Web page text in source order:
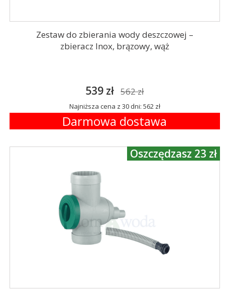
Zestaw do zbierania wody deszczowej –
zbieracz Inox, brązowy, wąż
539 zł 562 zł
Najniższa cena z 30 dni: 562 zł
Darmowa dostawa
Oszczędzasz 23 zł